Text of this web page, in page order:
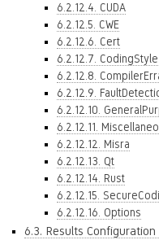
6.2.12.4. CUDA
6.2.12.5. CWE
6.2.12.6. Cert
6.2.12.7. CodingStyle
6.2.12.8.
6.2.12.9.
6.2.12.10.
6.2.12.11.
6.2.12.12. Misra
6.2.12.13. Qt
6.2.12.14. Rust
6.2.12.15.
6.2.12.16. Options
6.3. Results